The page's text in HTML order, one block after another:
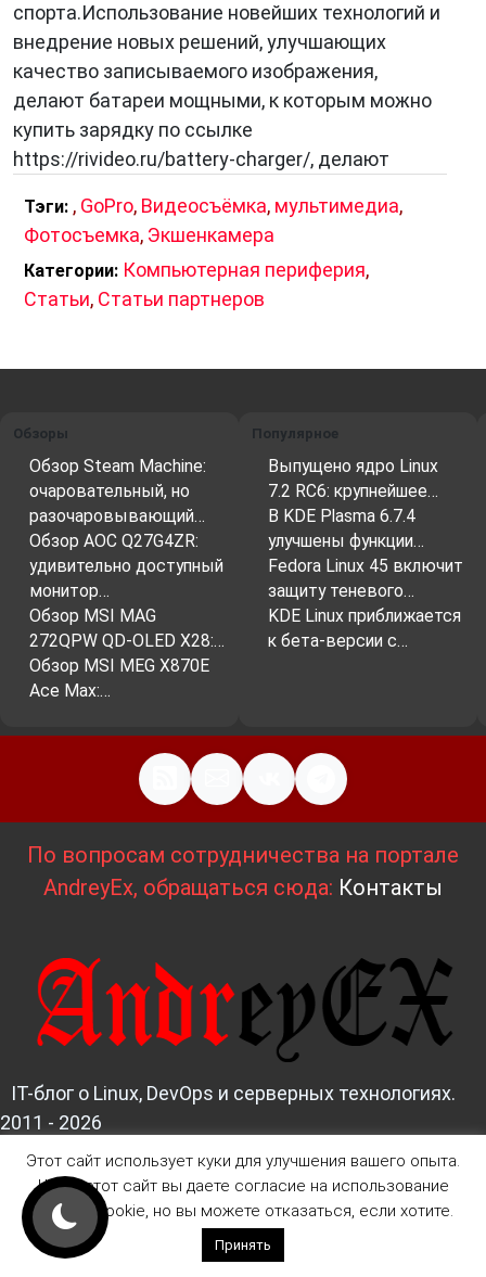
спорта.Использование новейших технологий и
внедрение новых решений, улучшающих
качество записываемого изображения,
делают батареи мощными, к которым можно
купить зарядку по ссылке
https://rivideo.ru/battery-charger/, делают
Тэги: , GoPro, Видеосъёмка, мультимедиа,
Фотосъемка, Экшенкамера
Категории: Компьютерная периферия,
Статьи, Статьи партнеров
Обзоры
Обзор Steam Machine:
очаровательный, но
разочаровывающий…
Обзор AOC Q27G4ZR:
удивительно доступный
монитор…
Обзор MSI MAG
272QPW QD-OLED X28:…
Обзор MSI MEG X870E
Ace Max:…
Популярное
Выпущено ядро Linux
7.2 RC6: крупнейшее…
В KDE Plasma 6.7.4
улучшены функции…
Fedora Linux 45 включит
защиту теневого…
KDE Linux приближается
к бета-версии с…
По вопросам сотрудничества на портале
AndreyEx, обращаться сюда: Контакты
IT-блог о Linux, DevOps и серверных технологиях.
2011 - 2026
Дизайн и верстка:AndreyEx
Этот сайт использует куки для улучшения вашего опыта.
Читая этот сайт вы даете согласие на использование
файлов Cookie, но вы можете отказаться, если хотите.
Принять